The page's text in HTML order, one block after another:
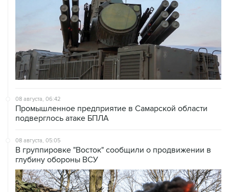
08 августа, 06:42
Промышленное предприятие в Самарской области
подверглось атаке БПЛА
08 августа, 05:05
В группировке "Восток" сообщили о продвижении в
глубину обороны ВСУ